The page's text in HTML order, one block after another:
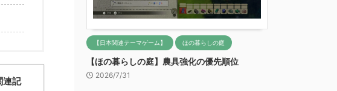
連記
【日本関連テーマゲーム】 ほの暮らしの庭
【ほの暮らしの庭】農具強化の優先順位
2026/7/31